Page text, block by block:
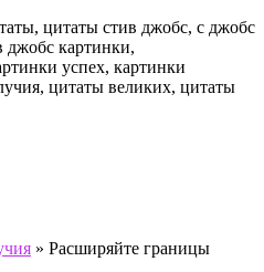
» Расширяйте границы